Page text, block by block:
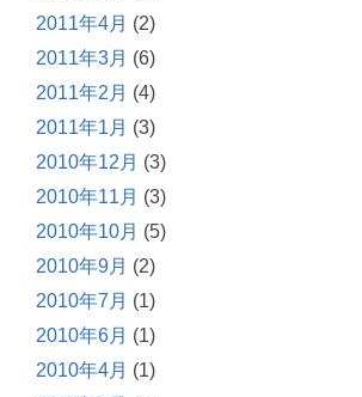
2011年4月 (2)
2011年3月 (6)
2011年2月 (4)
2011年1月 (3)
2010年12月 (3)
2010年11月 (3)
2010年10月 (5)
2010年9月 (2)
2010年7月 (1)
2010年6月 (1)
2010年4月 (1)